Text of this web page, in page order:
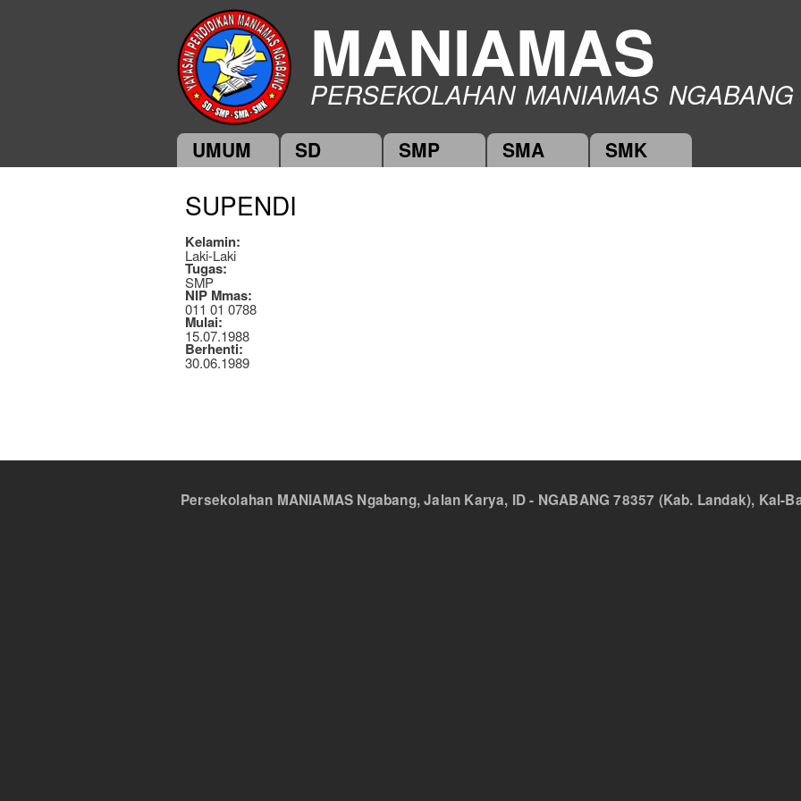
main
content
MANIAMAS
PERSEKOLAHAN MANIAMAS NGABANG
Main menu
UMUM SD SMP SMA SMK
SUPENDI
Kelamin:
Laki-Laki
Tugas:
SMP
NIP Mmas:
011 01 0788
Mulai:
15.07.1988
Berhenti:
30.06.1989
Persekolahan MANIAMAS Ngabang, Jalan Karya, ID - NGABANG 78357 (Kab. Landak), Kal-